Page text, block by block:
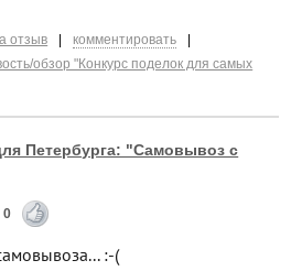
отзыв комментировать
обзор "Конкурс поделок для самых
Петербурга: "Самовывоз с
0
:-(